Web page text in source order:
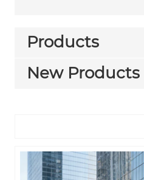
Products
New Products